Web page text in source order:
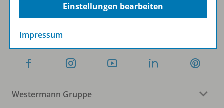
Folgen Sie uns auf Social Media
Westermann Gruppe
Einstellungen bearbeiten
Impressum